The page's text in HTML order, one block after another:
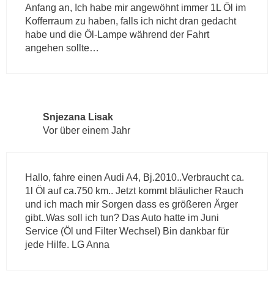
Anfang an, Ich habe mir angewöhnt immer 1L Öl im
Kofferraum zu haben, falls ich nicht dran gedacht
habe und die Öl-Lampe während der Fahrt
angehen sollte…
Snjezana Lisak
Vor über einem Jahr
Hallo, fahre einen Audi A4, Bj.2010..Verbraucht ca.
1l Öl auf ca.750 km.. Jetzt kommt bläulicher Rauch
und ich mach mir Sorgen dass es größeren Ärger
gibt..Was soll ich tun? Das Auto hatte im Juni
Service (Öl und Filter Wechsel) Bin dankbar für
jede Hilfe. LG Anna